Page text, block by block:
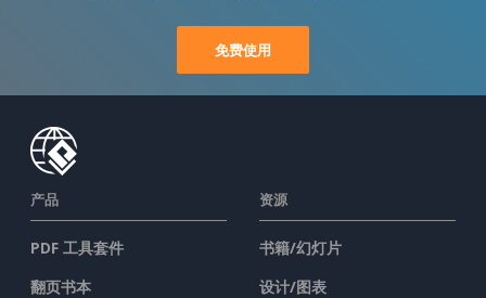
免费使用
产品
PDF 工具套件
翻页书本
资源
书籍/幻灯片
设计/图表